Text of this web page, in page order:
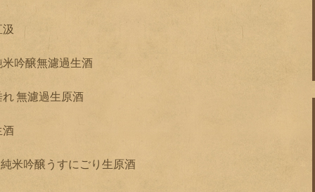
吟醸無濾過生酒
無濾過生原酒
酒
米吟醸うすにごり生原酒